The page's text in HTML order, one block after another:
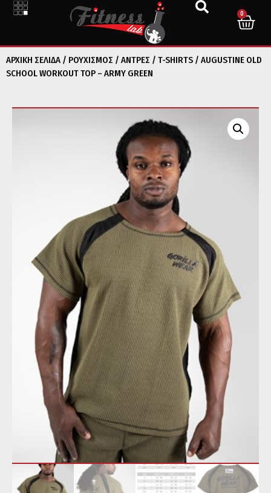
0
ΑΡΧΙΚΉ ΣΕΛΊΔΑ / ΡΟΥΧΙΣΜΟΣ / ΑΝΤΡΕΣ / T-SHIRTS / AUGUSTINE OLD
SCHOOL WORKOUT TOP – ARMY GREEN